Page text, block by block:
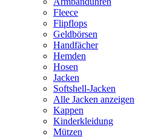
Fleece
Flipflops
Geldbörsen
Handfächer
Hemden
Hosen
Jacken
Softshell-Jacken
Alle Jacken anzeigen
Kappen
Kinderkleidung
Mützen